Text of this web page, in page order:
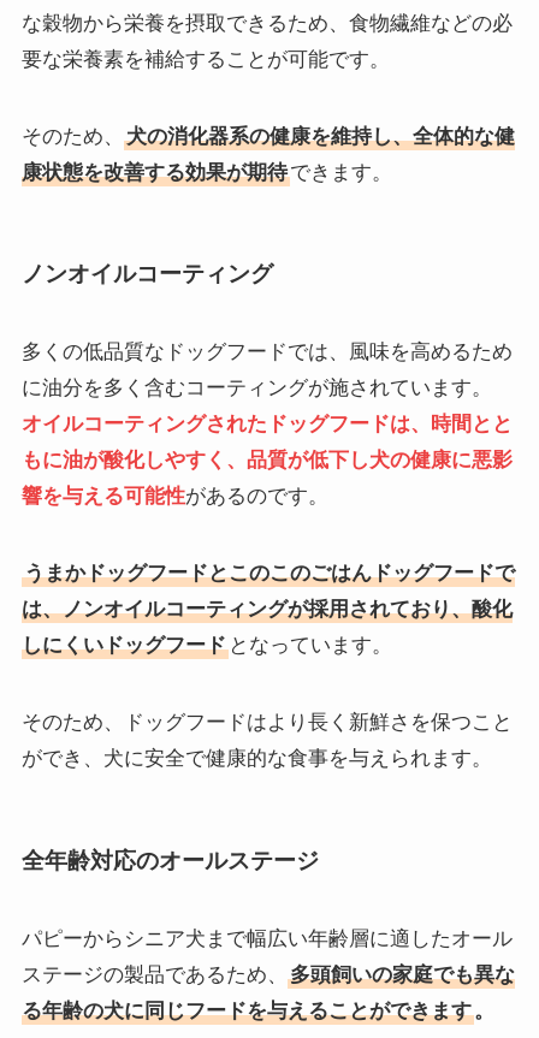
な穀物から栄養を摂取できるため、食物繊維などの必
要な栄養素を補給することが可能です。
そのため、
犬の消化器系の健康を維持し、全体的な健
康状態を改善する効果が期待できます。
ノンオイルコーティング
多くの低品質なドッグフードでは、風味を高めるため
に油分を多く含むコーティングが施されています。
オイルコーティングされたドッグフードは、時間とと
もに油が酸化しやすく 、 品質が低下し犬の健康に悪影
響を与える可能性があるのです。
うまかドッグフードとこのこのごはんドッグフードで
は、ノンオイルコーティングが採用されており、酸化
しにくいドッグフードとなっています。
そのため、ドッグフードはより長く新鮮さを保つこと
ができ、犬に安全で健康的な食事を与えられます。
全年齢対応のオールステージ
パピーからシニア犬まで幅広い年齢層に適したオール
ステージの製品であるため、
多頭飼いの家庭でも異な
る年齢の犬に同じフードを与えることができます。